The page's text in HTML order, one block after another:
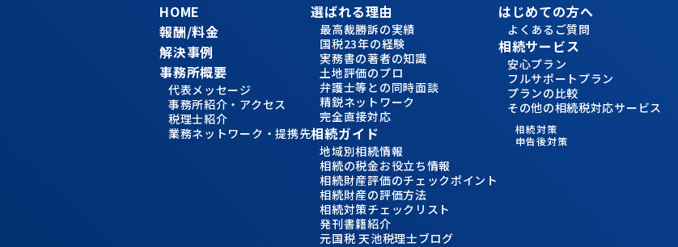
HOME
報酬/料金
解決事例
事務所概要
代表メッセージ
事務所紹介・アクセス
税理士紹介
業務ネットワーク・提携先
選ばれる理由
最高裁勝訴の実績
国税23年の経験
実務書の著者の知識
土地評価のプロ
弁護士等との同時面談
精鋭ネットワーク
完全直接対応
相続ガイド
地域別相続情報
相続の税金お役立ち情報
相続財産評価のチェックポイント
相続財産の評価方法
相続対策チェックリスト
発刊書籍紹介
元国税 天池税理士ブログ
はじめての方へ
よくあるご質問
相続サービス
安心プラン
フルサポートプラン
プランの比較
その他の相続税対応サービス
相続対策
申告後対策